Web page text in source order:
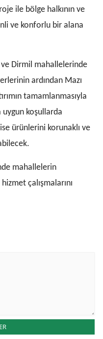
ile bölge halkının ve
ve konforlu bir alana
ve Dirmil mahallelerinde
ardından Mazı
tamamlanmasıyla
uygun koşullarda
ürünlerini korunaklı ve
mahallelerin
çalışmalarını